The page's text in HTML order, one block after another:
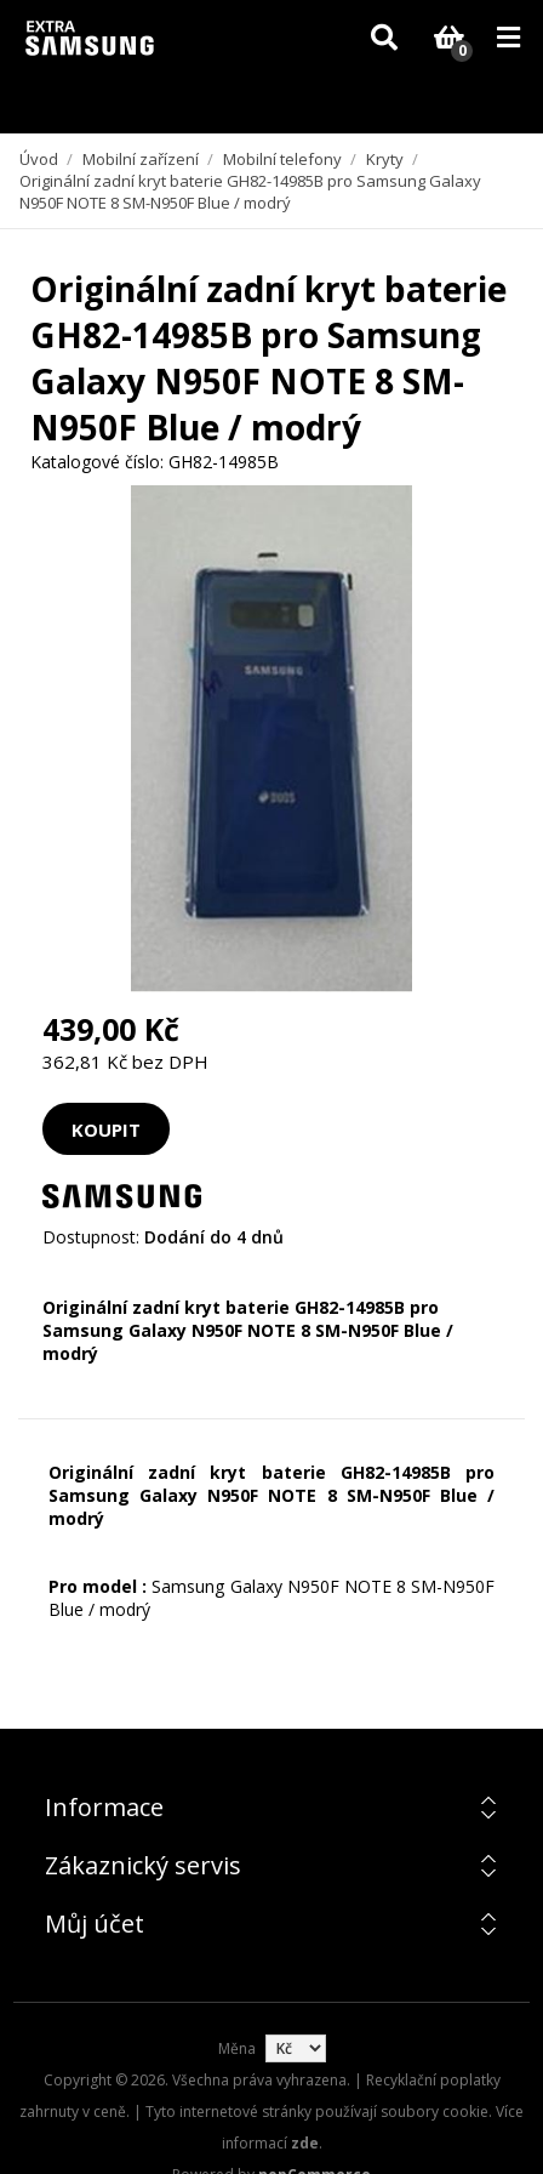
Vzhledem k aktuální situaci se může dodání dílů, které nejsou skladem,
zpozdit. Děkujeme za pochopení.
0
Úvod / Mobilní zařízení / Mobilní telefony / Kryty /
Originální zadní kryt baterie GH82-14985B pro Samsung Galaxy
N950F NOTE 8 SM-N950F Blue / modrý
Originální zadní kryt baterie
GH82-14985B pro Samsung
Galaxy N950F NOTE 8 SM-
N950F Blue / modrý
Katalogové číslo: GH82-14985B
439,00 Kč
362,81 Kč bez DPH
Dostupnost: Dodání do 4 dnů
Originální zadní kryt baterie GH82-14985B pro
Samsung Galaxy N950F NOTE 8 SM-N950F Blue /
modrý
Originální zadní kryt baterie GH82-14985B pro
Samsung Galaxy N950F NOTE 8 SM-N950F Blue /
modrý
Pro model : Samsung Galaxy N950F NOTE 8 SM-N950F
Blue / modrý
Informace
Zákaznický servis
Můj účet
Měna
Copyright © 2026. Všechna práva vyhrazena. | Recyklační poplatky
zahrnuty v ceně. | Tyto internetové stránky používají soubory cookie. Více
informací zde.